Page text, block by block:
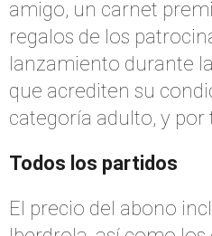
amigo, un carnet
regalos de los
lanzamiento durante
que acrediten su
categoría adulto, y
Todos los partidos
El precio del abono